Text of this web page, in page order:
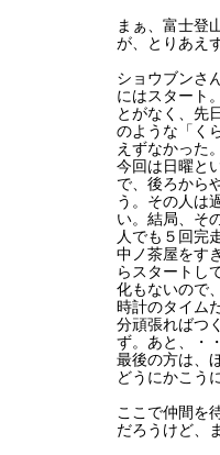
まぁ、富士登
が、とりあえ
ショウブンさ
にはスタート
とがなく、先
のような「く
えずなかった
今回は日曜と
で、後ろから
う。その人は
い。結局、そ
人でも５回完
中ノ茶屋をす
らスタートし
化もないので
時計のタイム
分頑張ればつ
ず。あと、・
最後の方は、
どうにかこう
ここで仲間を
だろうけど、